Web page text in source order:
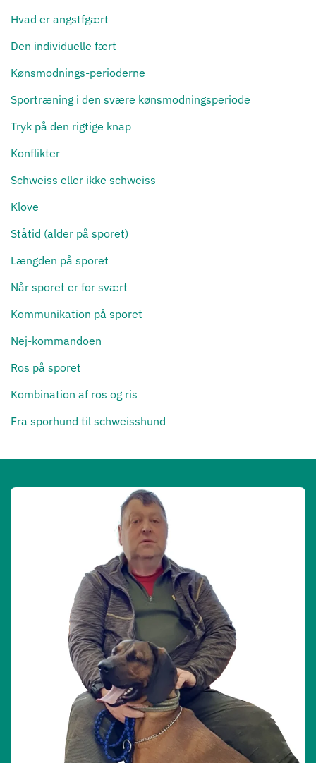
Hvad er angstfgært
Den individuelle fært
Kønsmodnings-perioderne
Sportræning i den svære kønsmodningsperiode
Tryk på den rigtige knap
Konflikter
Schweiss eller ikke schweiss
Klove
Ståtid (alder på sporet)
Længden på sporet
Når sporet er for svært
Kommunikation på sporet
Nej-kommandoen
Ros på sporet
Kombination af ros og ris
Fra sporhund til schweisshund